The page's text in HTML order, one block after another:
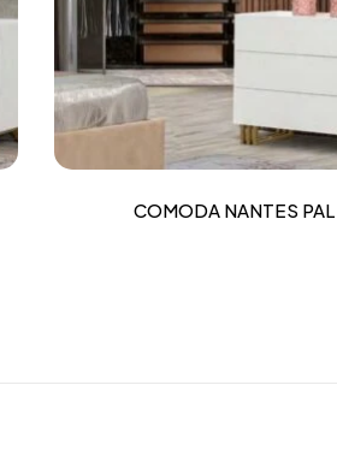
COMODA NANTES PAL